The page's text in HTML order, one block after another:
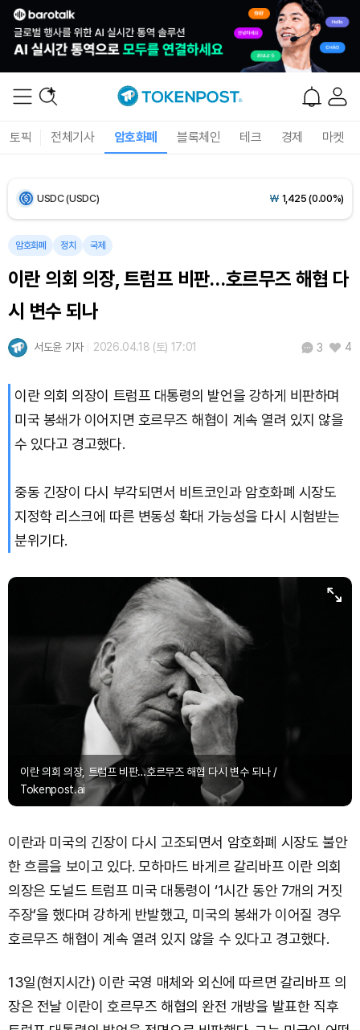
토픽 전체기사 암호화폐 블록체인 테크 경제 마켓
Bitcoin (BTC) ₩91,622,403(-0.39%)
USDC (USDC) ₩ 1,425(0.00%)
XRP (XRP)
Solana (SOL) ₩103,482 (-1.85%)
TRON (TRX)
Dogecoin (DOGE) ₩98.71(-0.95%)
Bitcoin (BTC)
암호화폐 정치 국제
이란 의회 의장, 트럼프 비판…호르무즈 해협 다
시 변수 되나
서도윤 기자 2026.04.18 (토) 17:01 3 4
이란 의회 의장이 트럼프 대통령의 발언을 강하게 비판하며
미국 봉쇄가 이어지면 호르무즈 해협이 계속 열려 있지 않을
수 있다고 경고했다.
중동 긴장이 다시 부각되면서 비트코인과 암호화폐 시장도
지정학 리스크에 따른 변동성 확대 가능성을 다시 시험받는
분위기다.
이란 의회 의장, 트럼프 비판…호르무즈 해협 다시 변수 되나 /
Tokenpost.ai
이란과 미국의 긴장이 다시 고조되면서 암호화폐 시장도 불안
한 흐름을 보이고 있다. 모하마드 바게르 갈리바프 이란 의회
의장은 도널드 트럼프 미국 대통령이 ‘1시간 동안 7개의 거짓
주장’을 했다며 강하게 반발했고, 미국의 봉쇄가 이어질 경우
호르무즈 해협이 계속 열려 있지 않을 수 있다고 경고했다.
13일(현지시간) 이란 국영 매체와 외신에 따르면 갈리바프 의
장은 전날 이란이 호르무즈 해협의 완전 개방을 발표한 직후